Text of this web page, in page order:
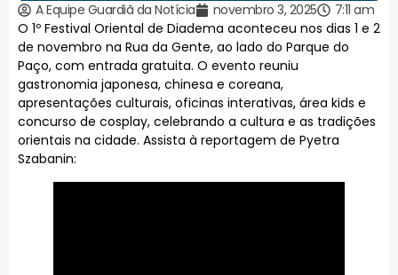
A Equipe Guardiã da Notícia novembro 3, 2025
7:11 am
O 1º Festival Oriental de Diadema aconteceu nos dias 1 e 2
de novembro na Rua da Gente, ao lado do Parque do
Paço, com entrada gratuita. O evento reuniu
gastronomia japonesa, chinesa e coreana,
apresentações culturais, oficinas interativas, área kids e
concurso de cosplay, celebrando a cultura e as tradições
orientais na cidade. Assista à reportagem de Pyetra
Szabanin: